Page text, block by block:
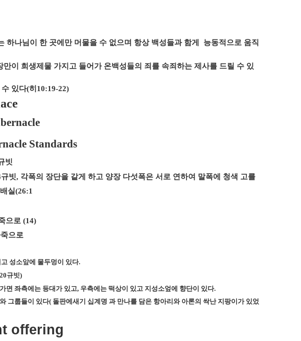
하나님이 한 곳에만 머물을 수 없으며 항상 백성들과 함게
능동적으로 움직
만이 희생제물 가지고 들어가 온백성들의 죄를 속죄하는 제사를 드릴 수 있
있다(히10:19-22)
Standards
빗
규빗, 각폭의 장단을 같게 하고 양장 다섯폭은 서로 연하여 말폭에 청색 고를
실(26:1
으로 (14)
으로
성소앞에 물두멍이 있다.
규빗)
면 좌측에는 등대가 있고, 우측에는 떡상이 있고 지성소엎에 향단이 있다.
그룹들이 있다( 돌판에새기 십계명 과 만나를 담은 항아리와 아론의 싹난 지팡이가 있었
offering